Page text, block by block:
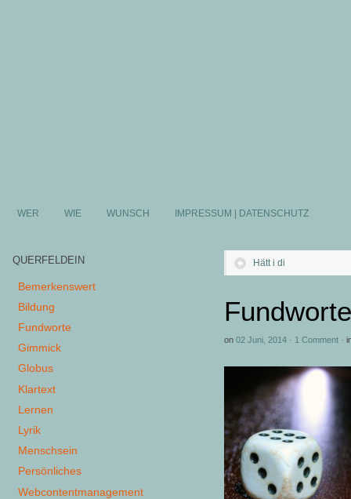
WER WIE WUNSCH IMPRESSUM | DATENSCHUTZ
Hätt i di
on 02 Juni, 2014 · 1 Comment ·
QUERFELDEIN
Bemerkenswert
Bildung
Fundworte
Gimmick
Globus
Klartext
Lernen
Lyrik
Menschsein
Persönliches
Webcontentmanagement